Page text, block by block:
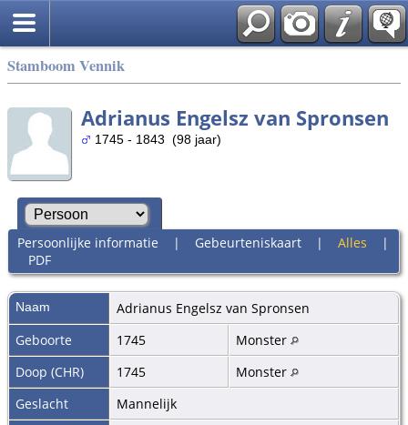
Stamboom Vennik
Adrianus Engelsz van Spronsen
1745 - 1843 (98 jaar)
Persoonlijke informatie | Gebeurteniskaart| Alles |
PDF
Naam Adrianus Engelsz van Spronsen
Geboorte
1745
Monster
Doop (CHR)
1745
Monster
Geslacht
Mannelijk